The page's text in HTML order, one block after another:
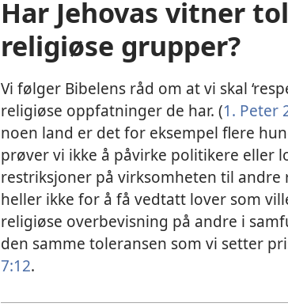
Har Jehovas vitner
religiøse grupper?
Vi følger Bibelens råd om at vi skal
religiøse oppfatninger de har. (1. Peter
noen land er det for eksempel flere
prøver vi ikke å påvirke politikere eller
restriksjoner på virksomheten til andre
heller ikke for å få vedtatt lover som
religiøse overbevisning på andre i
den samme toleransen som vi setter
7:12.